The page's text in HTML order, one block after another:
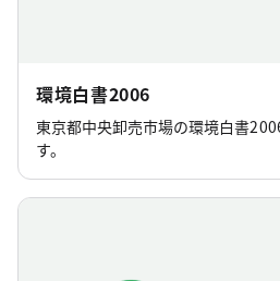
環境白書2006
東京都中央卸売市場の環境白書
す。